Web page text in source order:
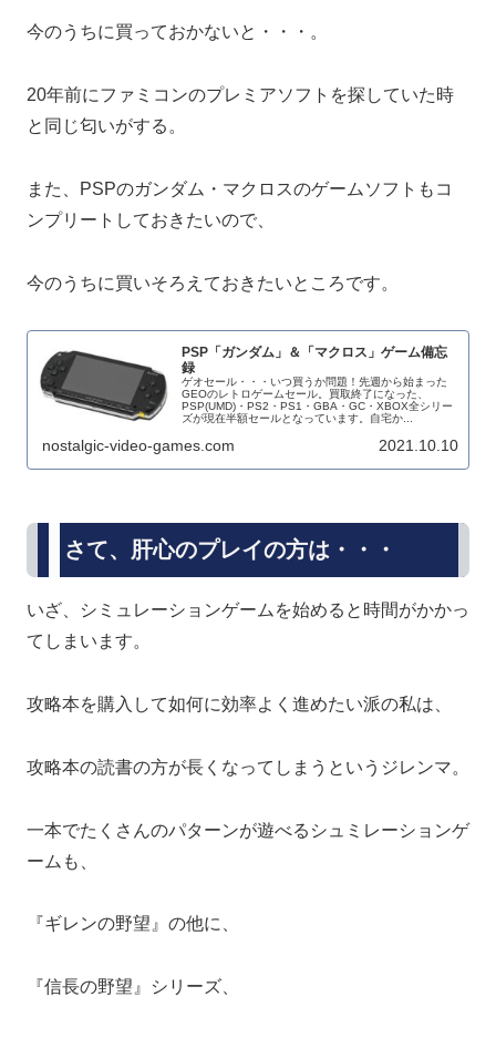
今のうちに買っておかないと・・・。
20年前にファミコンのプレミアソフトを探していた時
と同じ匂いがする。
また、PSPのガンダム・マクロスのゲームソフトもコ
ンプリートしておきたいので、
今のうちに買いそろえておきたいところです。
PSP「ガンダム」＆「マクロス」ゲーム備忘
録
ゲオセール・・・いつ買うか問題！先週から始まった
GEOのレトロゲームセール。買取終了になった、
PSP(UMD)・PS2・PS1・GBA・GC・XBOX全シリー
ズが現在半額セールとなっています。自宅か...
nostalgic-video-games.com 2021.10.10
さて、肝心のプレイの方は・・・
いざ、シミュレーションゲームを始めると時間がかかっ
てしまいます。
攻略本を購入して如何に効率よく進めたい派の私は、
攻略本の読書の方が長くなってしまうというジレンマ。
一本でたくさんのパターンが遊べるシュミレーションゲ
ームも、
『ギレンの野望』の他に、
『信長の野望』シリーズ、